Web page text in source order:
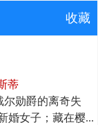
收藏
蒂
尔勋爵的离奇失
婚女子；藏在樱...